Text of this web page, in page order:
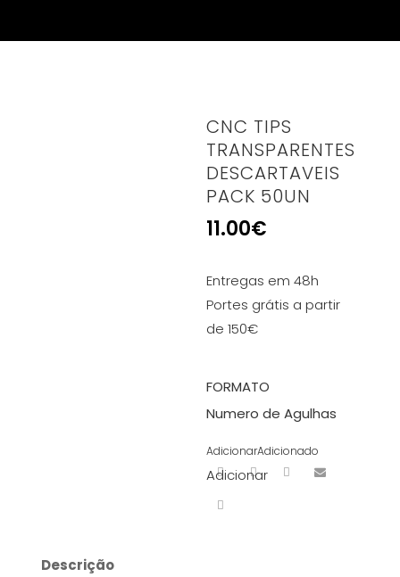
CNC TIPS
TRANSPARENTES
DESCARTAVEIS
PACK 50UN
11.00€
Entregas em 48h
Portes grátis a partir
de 150€
FORMATO
Numero de Agulhas
AdicionarAdicionado
Adicionar
Descrição